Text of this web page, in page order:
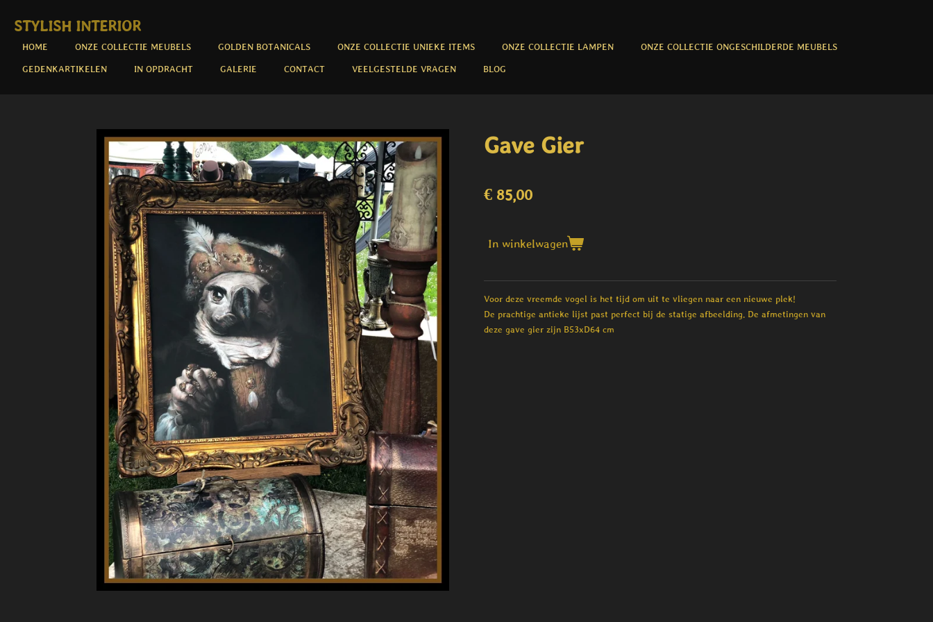
direct
naar
hoofdinhoud
STYLISH INTERIOR
HOME ONZE COLLECTIE MEUBELS GOLDEN BOTANICALS ONZE COLLECTIE UNIEKE ITEMS ONZE COLLECTIE LAMPEN ONZE COLLECTIE ONGESCHILDERDE MEUBELS
GEDENKARTIKELEN IN OPDRACHT GALERIE CONTACT VEELGESTELDE VRAGEN BLOG
Gave Gier
€ 85,00
In winkelwagen
Voor deze vreemde vogel is het tijd om uit te vliegen naar een nieuwe plek!
De prachtige antieke lijst past perfect bij de statige afbeelding. De afmetingen van
deze gave gier zijn B53xD64 cm